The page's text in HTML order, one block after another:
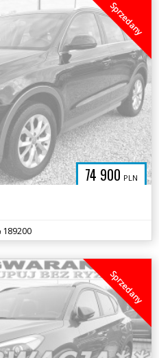
74 900 PLN
Sprzedany
189200
Sprzedany